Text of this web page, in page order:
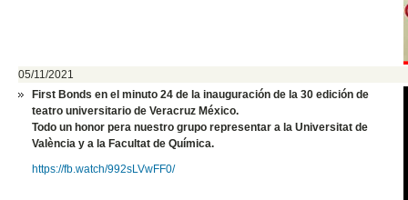
05/11/2021
First Bonds en el minuto 24 de la inauguración de la 30 edición de
teatro universitario de Veracruz México.
Todo un honor pera nuestro grupo representar a la Universitat de
València y a la Facultat de Química.
https://fb.watch/992sLVwFF0/